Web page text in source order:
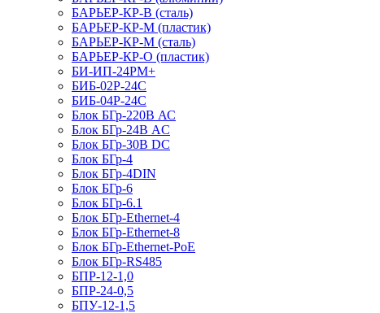
БАРЬЕР-КР-В (сталь)
БАРЬЕР-КР-М (пластик)
БАРЬЕР-КР-М (сталь)
БАРЬЕР-КР-О (пластик)
БИ-ИП-24РМ+
БИБ-02Р-24С
БИБ-04Р-24С
Блок БГр-220В АС
Блок БГр-24В AC
Блок БГр-30В DC
Блок БГр-4
Блок БГр-4DIN
Блок БГр-6
Блок БГр-6.1
Блок БГр-Ethernet-4
Блок БГр-Ethernet-8
Блок БГр-Ethernet-PoE
Блок БГр-RS485
БПР-12-1,0
БПР-24-0,5
БПУ-12-1,5